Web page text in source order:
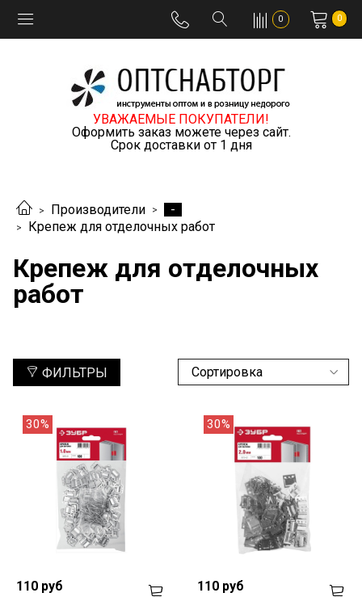
0 0
УВАЖАЕМЫЕ ПОКУПАТЕЛИ!
Оформить заказ можете через сайт.
Срок доставки от 1 дня
Производители
-
Крепеж для отделочных работ
Крепеж для отделочных
работ
ФИЛЬТРЫ
30%
110 руб
30%
110 руб